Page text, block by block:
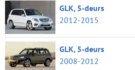
GLK, 5-deurs
2012-2015
GLK, 5-deurs
2008-2012